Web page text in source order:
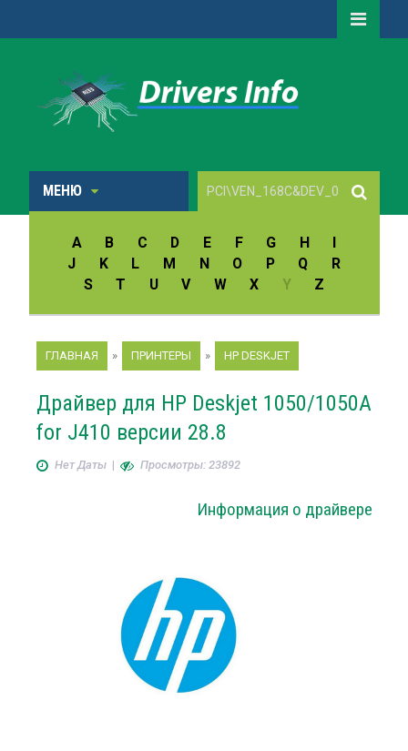
МЕНЮ
A B C D E F G H
I
J
K L M N O P Q
R
S
T U V W X Y Z
ГЛАВНАЯ » ПРИНТЕРЫ » HP DESKJET
Драйвер для HP Deskjet 1050/1050A
for J410 версии 28.8
Нет Даты| Просмотры: 23892
Информация о драйвере